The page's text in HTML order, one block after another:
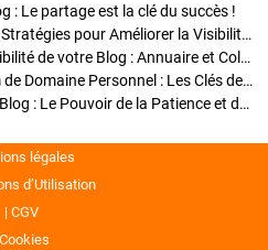
: Le partage est la clé du succès !
Optimisation SEO des Articles : Stratégies pour Améliorer la Visibilité de Votre Blog
Stratégies pour améliorer la visibilité de votre Blog : Annuaire et Collaborations
Pourquoi Investir dans un Nom de Domaine Personnel : Les Clés de la Réussite de Votre Blog
Comment Faire Émerger Votre Blog : Le Pouvoir de la Patience et de la Persévérance
légales
d’Utilisation
CGV
Cookies